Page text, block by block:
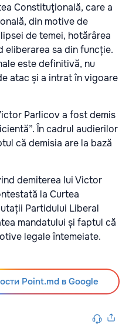
Constituţională, care a
din motive de
de temei, hotărârea
eliberarea sa din funcție.
este definitivă, nu
atac și a intrat în vigoare
Parlicov a fost demis
În cadrul audierilor
că demisia are la bază
demiterea lui Victor
la Curtea
Partidului Liberal
mandatului și faptul că
legale întemeiate.
Point.md в Google